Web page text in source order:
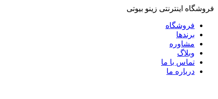
فروشگاه اینترنتی زینو بیوتی
فروشگاه
برندها
مشاوره
وبلاگ
تماس با ما
درباره ما